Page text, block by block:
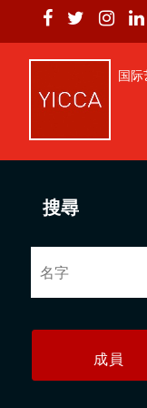
国
搜尋
成員